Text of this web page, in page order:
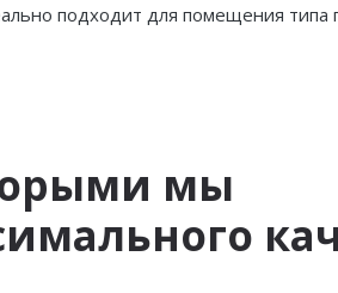
подходит для помещения типа
мы